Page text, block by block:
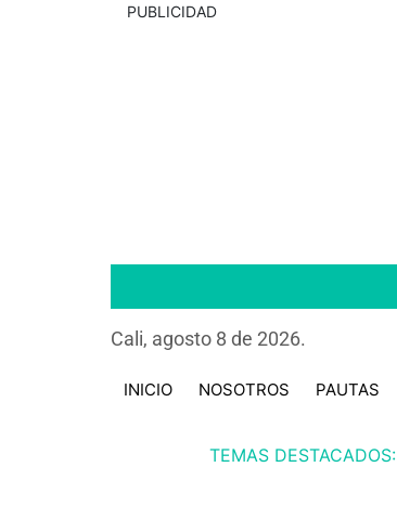
PUBLICIDAD
Cali, agosto 8 de 2026.
INICIO NOSOTROS PAUTAS
TEMAS DESTACADOS: